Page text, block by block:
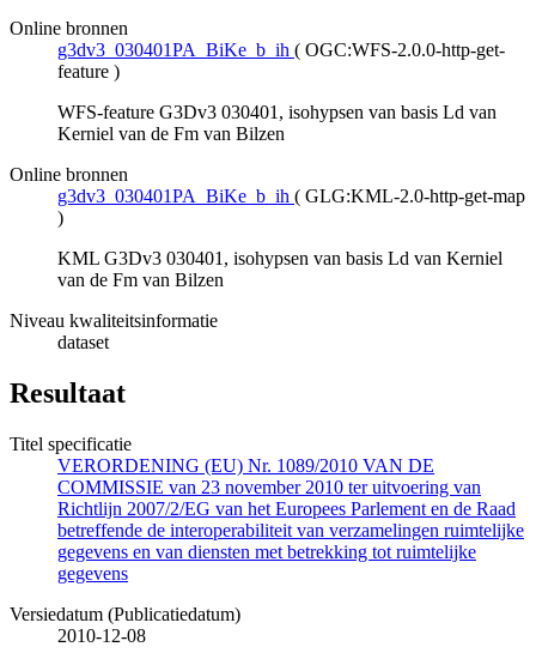
Online bronnen
g3dv3_030401PA_BiKe_b_ih ( OGC:WFS-2.0.0-http-get-
feature )
WFS-feature G3Dv3 030401, isohypsen van basis Ld van
Kerniel van de Fm van Bilzen
Online bronnen
g3dv3_030401PA_BiKe_b_ih ( GLG:KML-2.0-http-get-map
)
KML G3Dv3 030401, isohypsen van basis Ld van Kerniel
van de Fm van Bilzen
Niveau kwaliteitsinformatie
dataset
Resultaat
Titel specificatie
VERORDENING (EU) Nr. 1089/2010 VAN DE
COMMISSIE van 23 november 2010 ter uitvoering van
Richtlijn 2007/2/EG van het Europees Parlement en de Raad
betreffende de interoperabiliteit van verzamelingen ruimtelijke
gegevens en van diensten met betrekking tot ruimtelijke
gegevens
Versiedatum (Publicatiedatum)
2010-12-08